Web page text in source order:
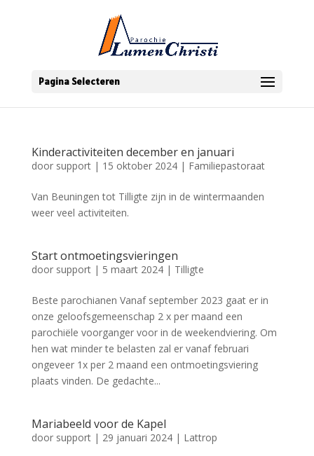
Pagina Selecteren
Kinderactiviteiten december en januari
door support| 15 oktober 2024| Familiepastoraat
Van Beuningen tot Tilligte zijn in de wintermaanden
weer veel activiteiten.
Start ontmoetingsvieringen
door support| 5 maart 2024| Tilligte
Beste parochianen Vanaf september 2023 gaat er in
onze geloofsgemeenschap 2 x per maand een
parochiële voorganger voor in de weekendviering. Om
hen wat minder te belasten zal er vanaf februari
ongeveer 1x per 2 maand een ontmoetingsviering
plaats vinden. De gedachte...
Mariabeeld voor de Kapel
door support| 29 januari 2024| Lattrop